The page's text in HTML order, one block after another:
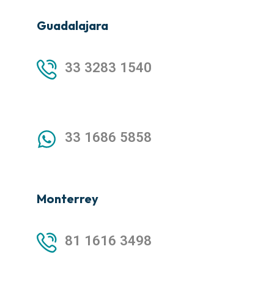
Guadalajara
33 3283 1540
33 1686 5858
Monterrey
81 1616 3498